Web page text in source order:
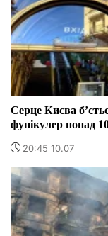
Серце Києва
фунікулер понад
20:45 10.07